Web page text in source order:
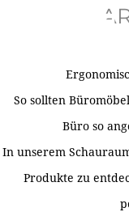
So sollten
Büro so
In unserem
Produkte zu